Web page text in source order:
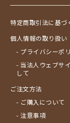
特定商取引法に基づ
個人情報の取り扱い
- プライバシーポ
- 当法人ウェブサ
して
ご注文方法
- ご購入について
- 注意事項